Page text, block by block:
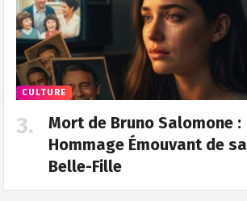
CULTURE
Mort de Bruno Salomone :
Hommage Émouvant de sa
Belle-Fille